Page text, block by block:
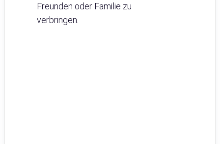
Freunden oder Familie zu
verbringen.